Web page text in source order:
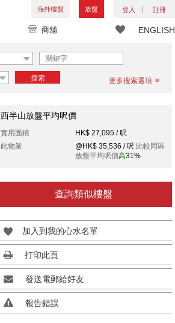
海外樓盤 放盤 登入 註冊
ENGLISH
商舖
搜索 更多搜索選項
西半山放盤平均呎價
實用面積
HK$ 27,095 / 呎
此物業
@HK$ 35,536 / 呎 比較同區
放盤平均呎價高31%
查詢類似樓盤
加入到我的心水名單
打印此頁
發送電郵給好友
報告錯誤